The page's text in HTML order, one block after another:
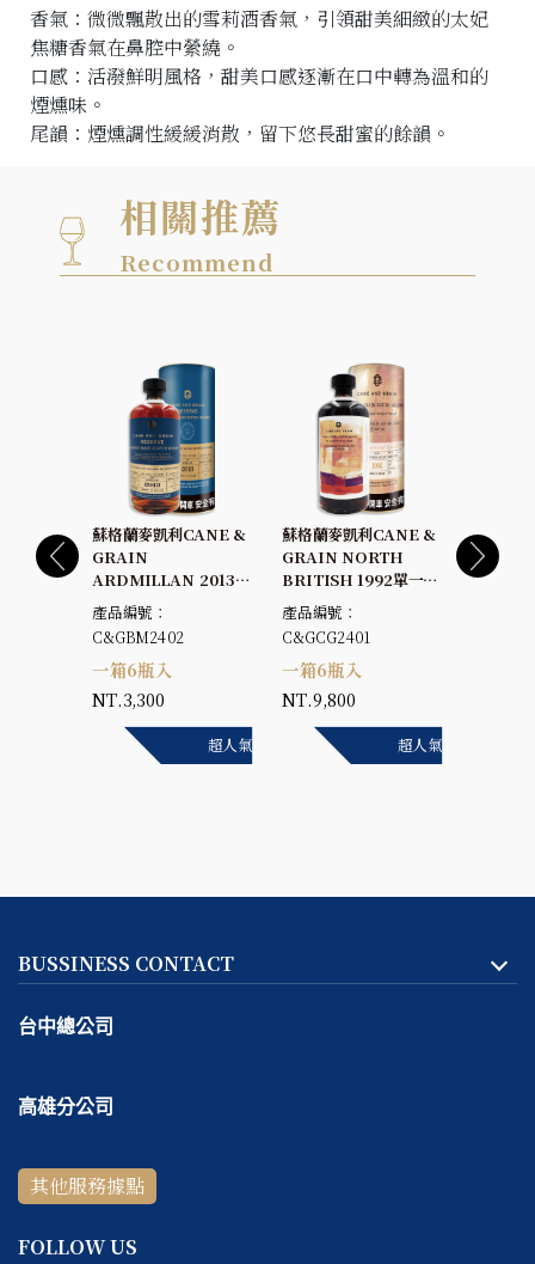
香氣：微微飄散出的雪莉酒香氣，引領甜美細緻的太妃
焦糖香氣在鼻腔中縈繞。
口感：活潑鮮明風格，甜美口感逐漸在口中轉為溫和的
煙燻味。
尾韻：煙燻調性緩緩消散，留下悠長甜蜜的餘韻。
相關推薦
Recommend
&
超人氣
蘇格蘭麥凱利CANE &
GRAIN
ARDMILLAN 2013純
麥威士忌原酒63.8%
產品編號：
C&GBM2402
一箱6瓶入
NT.3,300
超人氣
蘇格蘭麥凱利CANE &
GRAIN NORTH
BRITISH 1992單一桶
單一穀類威士忌原酒
44.3%
產品編號：
C&GCG2401
一箱6瓶入
NT.9,800
蘇格蘭
GRAIN BENRINNES
2008單
BUSSINESS CONTACT
台中總公司
客服專線：
～ 日公休
高雄分公司
客服專線：07-531-5999
線上＆電話客服時間：
其他服務據點
FOLLOW US